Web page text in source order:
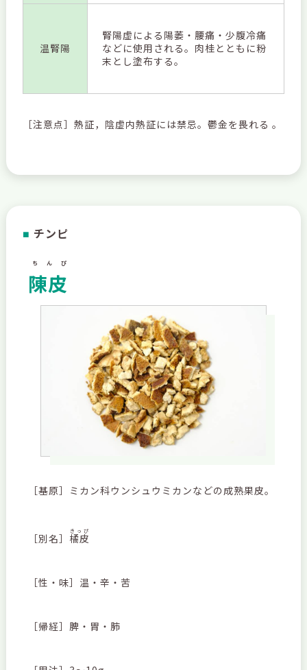
温腎陽
腎陽虚による陽萎・腰痛・少腹冷痛
などに使用される。肉桂とともに粉
末とし塗布する。
［注意点］熱証，陰虚内熱証には禁忌。鬱金を畏れる 。
■ チンピ
陳皮
ちんぴ
［基原］ミカン科ウンシュウミカンなどの成熟果皮。
［別名］ 橘皮
きっぴ
［性・味］温・辛・苦
［帰経］脾・胃・肺